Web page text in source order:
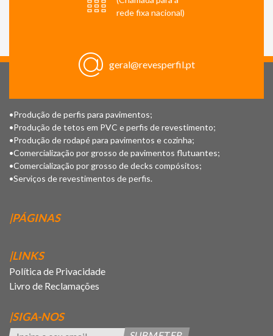
rede fixa nacional)
geral@revesperfil.pt
•Produção de perfis para pavimentos;
•Produção de tetos em PVC e perfis de revestimento;
•Produção de rodapé para pavimentos e cozinha;
•Comercialização por grosso de pavimentos flutuantes;
•Comercialização por grosso de decks compósitos;
•Serviços de revestimentos de perfis.
|PÁGINAS
|LINKS
Política de Privacidade
Livro de Reclamações
|SIGA-NOS